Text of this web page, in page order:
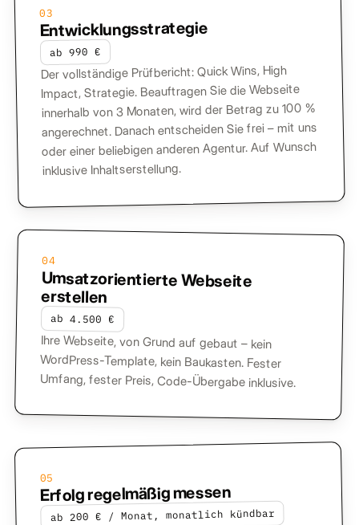
03
Entwicklungsstrategie
ab 990 €
Der vollständige Prüfbericht: Quick Wins, High
Impact, Strategie. Beauftragen Sie die Webseite
innerhalb von 3 Monaten, wird der Betrag zu 100 %
angerechnet. Danach entscheiden Sie frei – mit uns
oder einer beliebigen anderen Agentur. Auf Wunsch
inklusive Inhaltserstellung.
04
Umsatzorientierte Webseite
erstellen
ab 4.500 €
Ihre Webseite, von Grund auf gebaut – kein
WordPress-Template, kein Baukasten. Fester
Umfang, fester Preis, Code-Übergabe inklusive.
05
Erfolg regelmäßig messen
ab 200 € / Monat, monatlich kündbar